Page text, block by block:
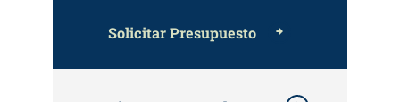
Solicitar Presupuesto